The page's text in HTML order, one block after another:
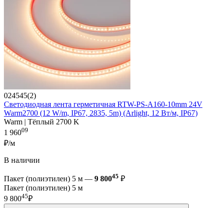
024545(2)
Светодиодная лента герметичная RTW-PS-A160-10mm 24V
Warm2700 (12 W/m, IP67, 2835, 5m) (Arlight, 12 Вт/м, IP67)
Warm | Тёплый 2700 K
1 96009
₽/м
В наличии
Пакет (полиэтилен) 5 м — 9 80045 ₽
Пакет (полиэтилен) 5 м
9 80045₽